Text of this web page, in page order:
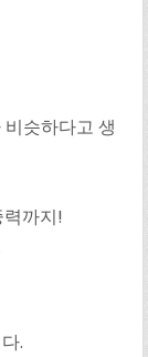
슷하다고 생
까지!
.